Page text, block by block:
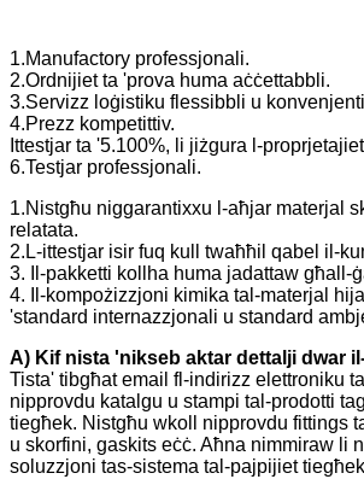
1.Manufactory professjonali.
2.Ordnijiet ta 'prova huma aċċettabbli.
3.Servizz loġistiku flessibbli u
4.Prezz kompetittiv.
Ittestjar ta '5.100%, li jiżgura l-
6.Testjar professjonali.
1.Nistgħu niggarantixxu l-aħjar materjal
relatata.
2.L-ittestjar isir fuq kull twaħħil qabel il-
3. Il-pakketti kollha huma jadattaw għall-
4. Il-kompożizzjoni kimika tal-materjal
'standard internazzjonali u standard
A) Kif nista 'nikseb aktar dettalji dwar
Tista' tibgħat email fl-indirizz elettroniku
nipprovdu katalgu u stampi tal-prodotti
tiegħek. Nistgħu wkoll nipprovdu fittings
u skorfini, gaskits eċċ. Aħna nimmiraw li
soluzzjoni tas-sistema tal-pajpijiet